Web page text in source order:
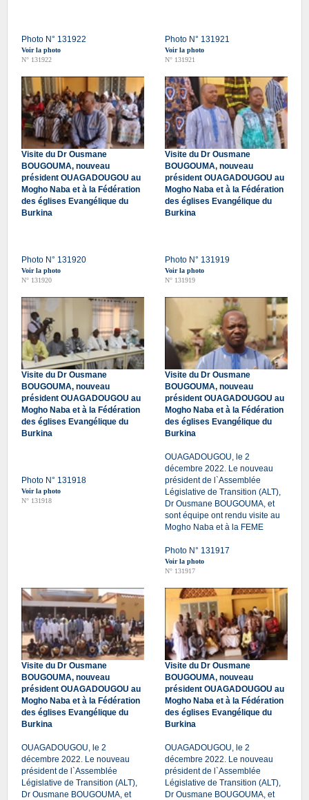
Photo N° 131922
Voir la photo
N° 131922
Photo N° 131921
Voir la photo
N° 131921
Visite du Dr Ousmane
BOUGOUMA, nouveau
président OUAGADOUGOU au
Mogho Naba et à la Fédération
des églises Evangélique du
Burkina
Photo N° 131920
Voir la photo
N° 131920
Visite du Dr Ousmane
BOUGOUMA, nouveau
président OUAGADOUGOU au
Mogho Naba et à la Fédération
des églises Evangélique du
Burkina
Photo N° 131919
Voir la photo
N° 131919
Visite du Dr Ousmane
BOUGOUMA, nouveau
président OUAGADOUGOU au
Mogho Naba et à la Fédération
des églises Evangélique du
Burkina
Photo N° 131918
Voir la photo
N° 131918
Visite du Dr Ousmane
BOUGOUMA, nouveau
président OUAGADOUGOU au
Mogho Naba et à la Fédération
des églises Evangélique du
Burkina
OUAGADOUGOU, le 2
décembre 2022. Le nouveau
président de l`Assemblée
Législative de Transition (ALT),
Dr Ousmane BOUGOUMA, et
sont équipe ont rendu visite au
Mogho Naba et à la FEME
Photo N° 131917
Voir la photo
N° 131917
Visite du Dr Ousmane
BOUGOUMA, nouveau
président OUAGADOUGOU au
Mogho Naba et à la Fédération
des églises Evangélique du
Burkina
OUAGADOUGOU, le 2
décembre 2022. Le nouveau
président de l`Assemblée
Législative de Transition (ALT),
Dr Ousmane BOUGOUMA, et
Visite du Dr Ousmane
BOUGOUMA, nouveau
président OUAGADOUGOU au
Mogho Naba et à la Fédération
des églises Evangélique du
Burkina
OUAGADOUGOU, le 2
décembre 2022. Le nouveau
président de l`Assemblée
Législative de Transition (ALT),
Dr Ousmane BOUGOUMA, et